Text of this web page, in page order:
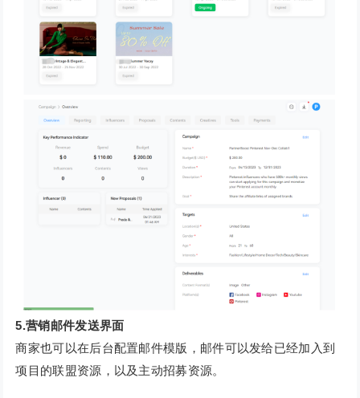
5.营销邮件发送界面
商家也可以在后台配置邮件模版，邮件可以发给已经加入到
项目的联盟资源，以及主动招募资源。